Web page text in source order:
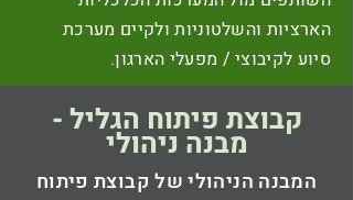
הארציות והשלטוניות ולקיים מערכת
סיוע לקיבוצי / מפעלי הארגון.
קבוצת פיתוח הגליל -
מבנה ניהולי
המבנה הניהולי של קבוצת פיתוח